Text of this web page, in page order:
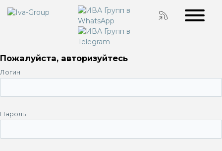
Пожалуйста, авторизуйтесь
Логин
Пароль